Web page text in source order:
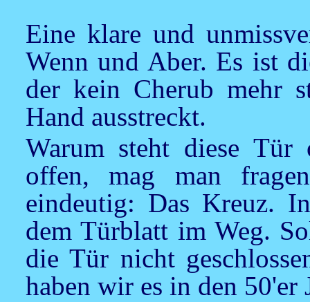
Eine klare und
Wenn und Aber. Es ist
der kein Cherub mehr
Hand ausstreckt.
Warum steht diese
offen, mag man
eindeutig: Das Kreuz.
dem Türblatt im Weg.
die Tür nicht
haben wir es in den 50'er